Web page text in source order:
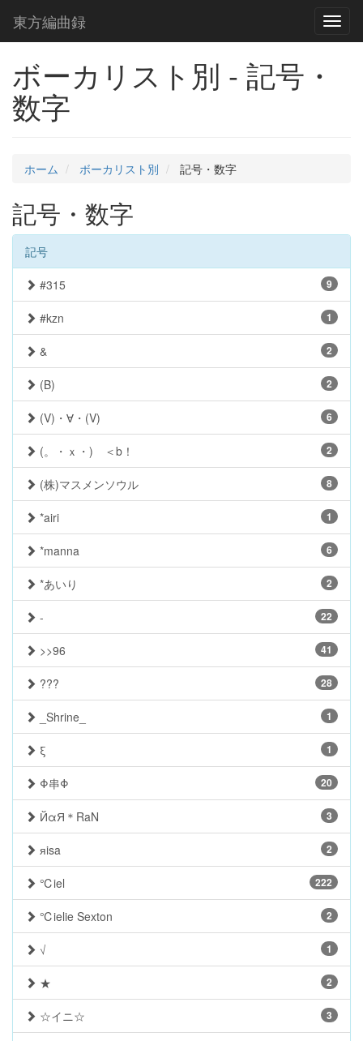
東方編曲録
ボーカリスト別 - 記号・
数字
ホーム ボーカリスト別 記号・数字
記号・数字
記号
9
#315
1
#kzn
2
&
2
(B)
6
(V)・∀・(V)
2
(。・ｘ・)ゝ＜b！
8
(株)マスメンソウル
1
*airi
6
*manna
2
*あいり
22
-
41
>>96
28
???
1
_Shrine_
1
ξ
20
Φ串Φ
3
ЙαЯ＊RaN
2
яisa
222
℃iel
2
℃ielie Sexton
1
√
2
★
3
☆イニ☆